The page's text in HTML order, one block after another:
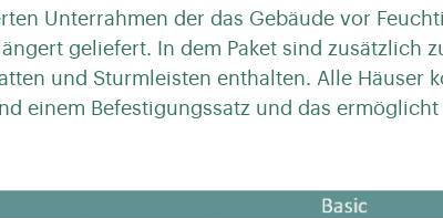
Unterrahmen der das Gebäude vor
geliefert. In dem Paket sind zusätzlich
und Sturmleisten enthalten. Alle Häuser
einem Befestigungssatz und das